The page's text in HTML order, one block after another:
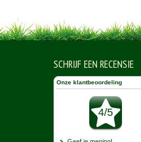
SCHRIJF EEN RECENSIE